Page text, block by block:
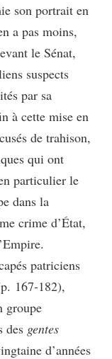
son portrait en
a pas moins,
le Sénat,
suspects
par sa
à cette mise en
de trahison,
qui ont
particulier le
dans la
crime d’État,
patriciens
167-182),
groupe
des gentes
d’années